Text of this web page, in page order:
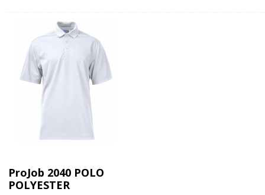
ProJob 2040 POLO
POLYESTER